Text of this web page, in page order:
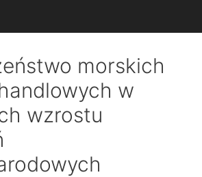
morskich
w
wzrostu